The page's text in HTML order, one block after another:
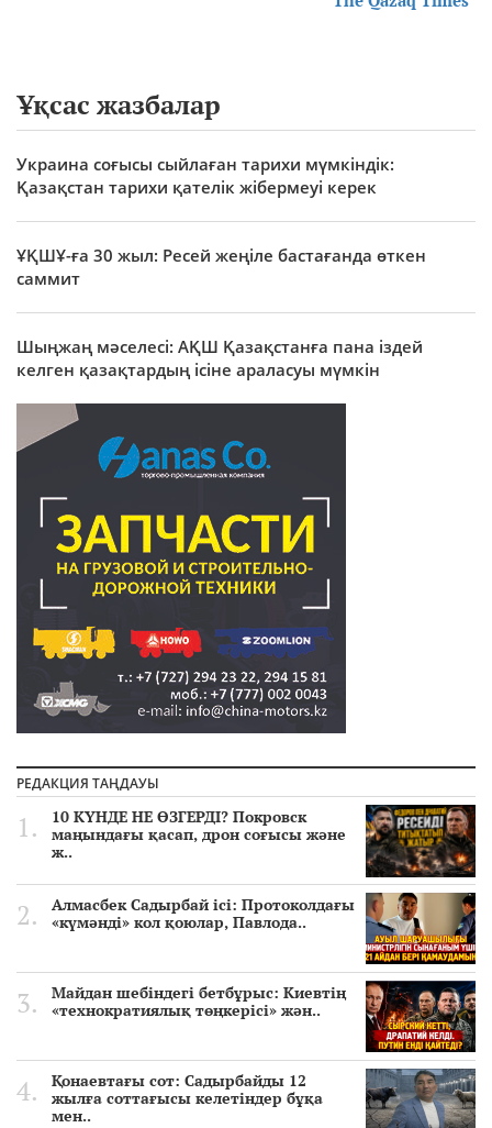
Ұқсас жазбалар
Украина соғысы сыйлаған тарихи мүмкіндік:
Қазақстан тарихи қателік жібермеуі керек
ҰҚШҰ-ға 30 жыл: Ресей жеңіле бастағанда өткен
саммит
Шыңжаң мәселесі: АҚШ Қазақстанға пана іздей
келген қазақтардың ісіне араласуы мүмкін
РЕДАКЦИЯ ТАҢДАУЫ
10 КҮНДЕ НЕ ӨЗГЕРДІ? Покровск
маңындағы қасап, дрон соғысы және
ж..
Алмасбек Садырбай ісі: Протоколдағы
«күмәнді» кол қоюлар, Павлода..
Майдан шебіндегі бетбұрыс: Киевтің
«технократиялық төңкерісі» жән..
Қонаевтағы сот: Садырбайды 12
жылға соттағысы келетіндер бұқа
мен..